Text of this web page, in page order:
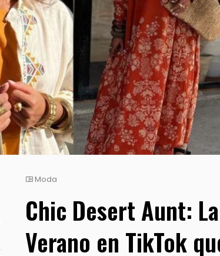
Moda
Chic Desert Aunt:
Verano en TikTok